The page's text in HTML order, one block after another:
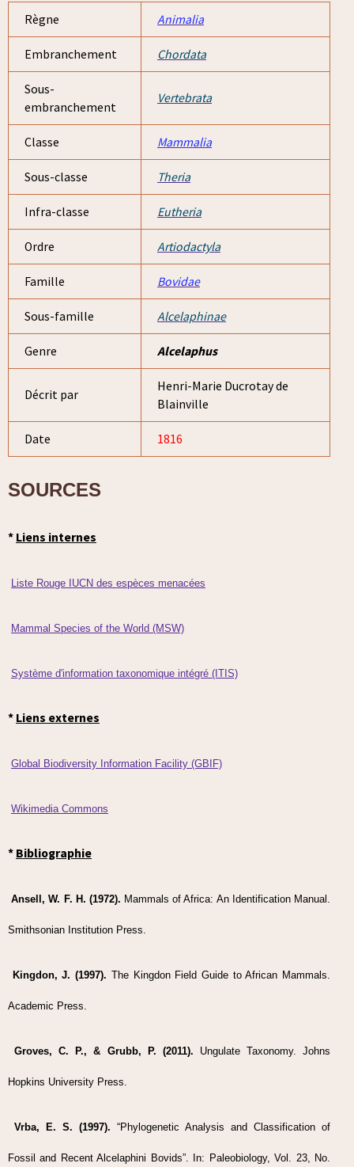
Règne Animalia
Embranchement Chordata
Sous-
embranchement
Vertebrata
Classe Mammalia
Sous-classe Theria
Infra-classe Eutheria
Ordre Artiodactyla
Famille Bovidae
Sous-famille Alcelaphinae
Genre Alcelaphus
Décrit par
Henri-Marie Ducrotay de
Blainville
Date 1816
SOURCES
* Liens internes
Liste Rouge IUCN des espèces menacées
Mammal Species of the World (MSW)
Système d'information taxonomique intégré (ITIS)
* Liens externes
Global Biodiversity Information Facility (GBIF)
Wikimedia Commons
* Bibliographie
Ansell, W. F. H. (1972). Mammals of Africa: An Identification Manual.
Smithsonian Institution Press.
Kingdon, J. (1997). The Kingdon Field Guide to African Mammals.
Academic Press.
Groves, C. P., & Grubb, P. (2011). Ungulate Taxonomy. Johns
Hopkins University Press.
Vrba, E. S. (1997). “Phylogenetic Analysis and Classification of
Fossil and Recent Alcelaphini Bovids”. In: Paleobiology, Vol. 23, No.